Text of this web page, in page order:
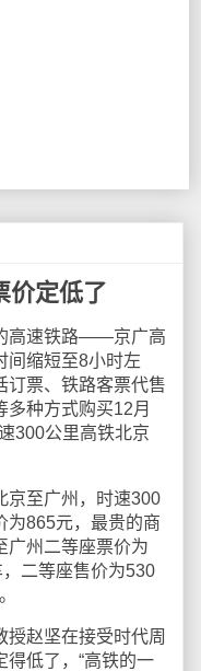
价定低了
高速铁路——京广高
间缩短至8小时左
订票、铁路客票代售
多种方式购买12月
300公里高铁北京
至广州，时速300
为865元，最贵的商
广州二等座票价为
二等座售价为530
赵坚在接受时代周
低了，“高铁的一